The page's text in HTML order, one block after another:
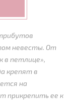
невесты. От
в петлице»,
крепят в
на
прикрепить ее к